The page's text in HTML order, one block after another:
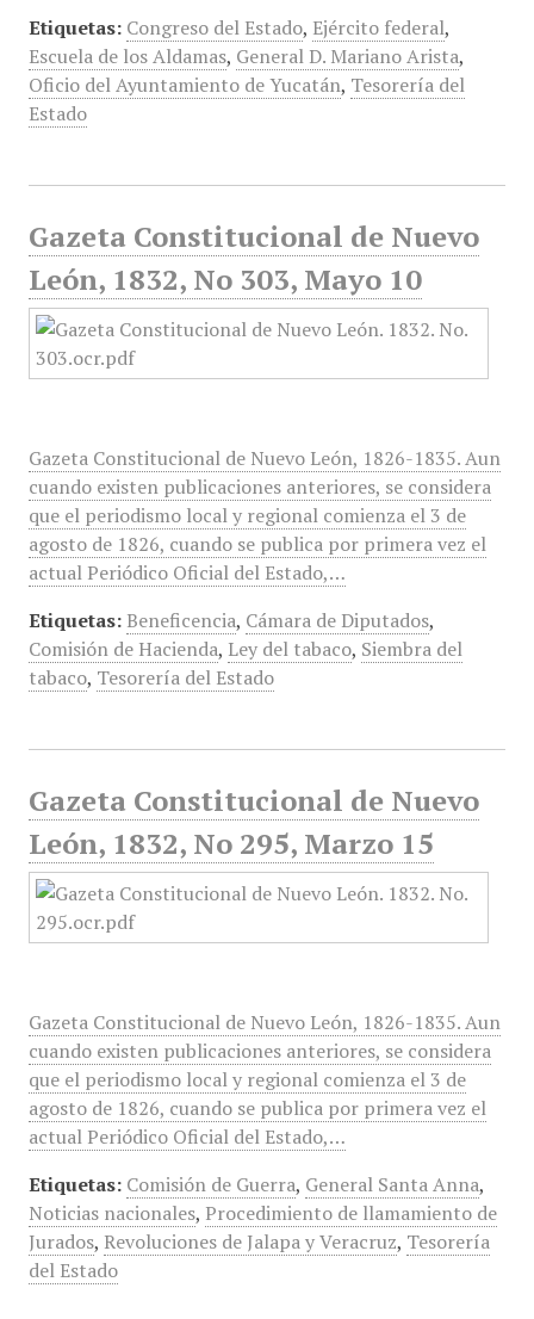
Etiquetas: Congreso del Estado, Ejército federal,
Escuela de los Aldamas, General D. Mariano Arista,
Oficio del Ayuntamiento de Yucatán, Tesorería del
Estado
Gazeta Constitucional de Nuevo
León, 1832, No 303, Mayo 10
Gazeta Constitucional de Nuevo León, 1826-1835. Aun
cuando existen publicaciones anteriores, se considera
que el periodismo local y regional comienza el 3 de
agosto de 1826, cuando se publica por primera vez el
actual Periódico Oficial del Estado,…
Etiquetas: Beneficencia, Cámara de Diputados,
Comisión de Hacienda, Ley del tabaco, Siembra del
tabaco, Tesorería del Estado
Gazeta Constitucional de Nuevo
León, 1832, No 295, Marzo 15
Gazeta Constitucional de Nuevo León, 1826-1835. Aun
cuando existen publicaciones anteriores, se considera
que el periodismo local y regional comienza el 3 de
agosto de 1826, cuando se publica por primera vez el
actual Periódico Oficial del Estado,…
Etiquetas: Comisión de Guerra, General Santa Anna,
Noticias nacionales, Procedimiento de llamamiento de
Jurados, Revoluciones de Jalapa y Veracruz, Tesorería
del Estado